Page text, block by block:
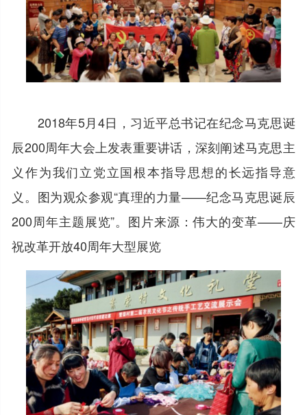
2018年5月4日，习近平总书记在纪念马克思诞
辰200周年大会上发表重要讲话，深刻阐述马克思主
义作为我们立党立国根本指导思想的长远指导意
义。图为观众参观“真理的力量——纪念马克思诞辰
200周年主题展览”。图片来源：伟大的变革——庆
祝改革开放40周年大型展览